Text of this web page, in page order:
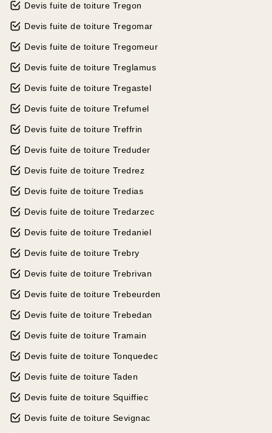
Devis fuite de toiture Tregon
Devis fuite de toiture Tregomar
Devis fuite de toiture Tregomeur
Devis fuite de toiture Treglamus
Devis fuite de toiture Tregastel
Devis fuite de toiture Trefumel
Devis fuite de toiture Treffrin
Devis fuite de toiture Treduder
Devis fuite de toiture Tredrez
Devis fuite de toiture Tredias
Devis fuite de toiture Tredarzec
Devis fuite de toiture Tredaniel
Devis fuite de toiture Trebry
Devis fuite de toiture Trebrivan
Devis fuite de toiture Trebeurden
Devis fuite de toiture Trebedan
Devis fuite de toiture Tramain
Devis fuite de toiture Tonquedec
Devis fuite de toiture Taden
Devis fuite de toiture Squiffiec
Devis fuite de toiture Sevignac